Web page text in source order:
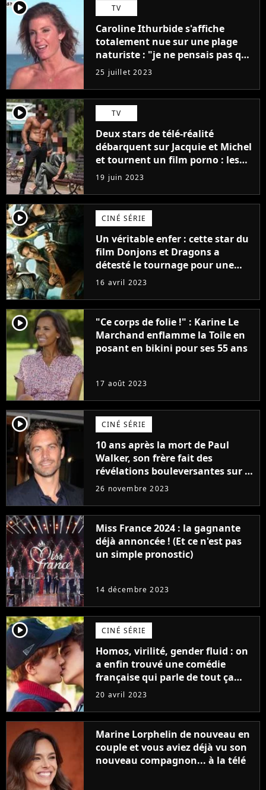
player2 TV
Caroline Ithurbide s'affiche
totalement nue sur une plage
naturiste : "je ne pensais pas que
j'arriverais à le faire..."
25 juillet 2023
player2 TV
Deux stars de télé-réalité
débarquent sur Jacquie et Michel
et tournent un film porno : les
premières images du tournage
(exclu)
19 juin 2023
player2 CINÉ SÉRIE
Un véritable enfer : cette star du
film Donjons et Dragons a
détesté le tournage pour une
raison très spéciale
16 avril 2023
player2
"Ce corps de folie !" : Karine Le
Marchand enflamme la Toile en
posant en bikini pour ses 55 ans
17 août 2023
player2 CINÉ SÉRIE
10 ans après la mort de Paul
Walker, son frère fait des
révélations bouleversantes sur la
réaction des acteurs de Fast and
26 novembre 2023
Miss France 2024 : la gagnante
déjà annoncée ! (Et ce n'est pas
un simple pronostic)
14 décembre 2023
player2 CINÉ SÉRIE
Homos, virilité, gender fluid : on
a enfin trouvé une comédie
française qui parle de tout ça
sans être super ringarde
20 avril 2023
Marine Lorphelin de nouveau en
couple et vous aviez déjà vu son
nouveau compagnon... à la télé